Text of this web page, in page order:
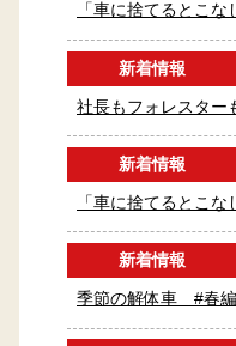
「車に捨てるとこ
新着情報
社長もフォレスター
新着情報
「車に捨てるとこ
新着情報
季節の解体車 #春編